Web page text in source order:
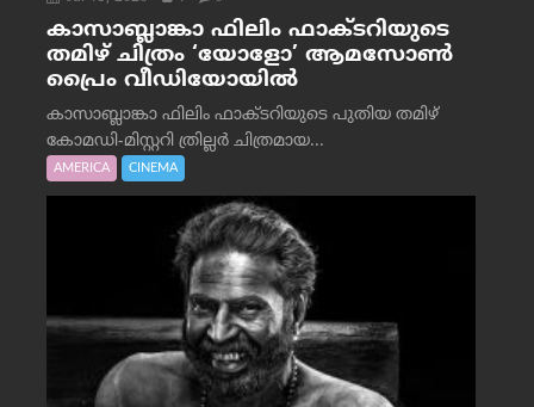
കാസാബ്ലാങ്കാ ഫിലിം ഫാക്ടറിയുടെ
തമിഴ് ചിത്രം ‘യോളോ’ ആമസോൺ
പ്രൈം വീഡിയോയിൽ
കാസാബ്ലാങ്കാ ഫിലിം ഫാക്ടറിയുടെ പുതിയ തമിഴ്
കോമഡി-മിസ്റ്ററി ത്രില്ലർ ചിത്രമായ...
AMERICA CINEMA